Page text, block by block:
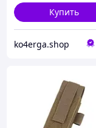
Купить
ko4erga.shop